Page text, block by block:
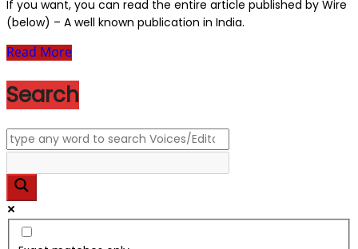
If you want, you can read the entire article published by Wire
(below) – A well known publication in India.
Read More
Search